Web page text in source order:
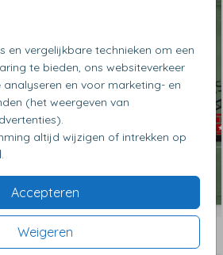
en vergelijkbare technieken om een
te bieden, ons websiteverkeer
en voor marketing- en
(het weergeven van
altijd wijzigen of intrekken op
Accepteren
Weigeren
ook leuk